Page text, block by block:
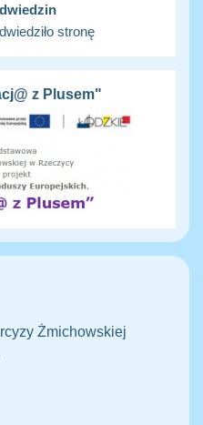
stronę
z Plusem"
Żmichowskiej